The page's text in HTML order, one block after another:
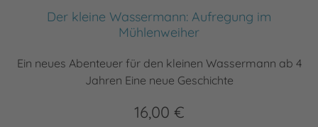
Der kleine Wassermann: Aufregung im
Mühlenweiher
Ein neues Abenteuer für den kleinen Wassermann ab 4
Jahren Eine neue Geschichte
16,00 €